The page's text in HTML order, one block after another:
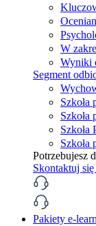
W
Wyniki
Segment
Szkoła
Szkoła
Szkoła
Szkoła
Potrzebujesz
Skontaktuj
Pakiety e-